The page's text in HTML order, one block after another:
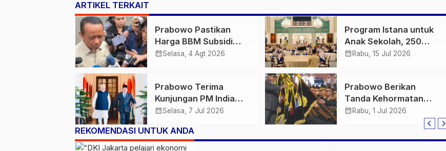
ARTIKEL TERKAIT
Prabowo Pastikan
Harga BBM Subsidi
Tetap, BBM Non-
calendar_monthSelasa, 4 Agt 2026
Program Istana untuk
Anak Sekolah, 250
Santri Kunjungi Istana
calendar_month Rabu, 15 Jul 2026
Prabowo Terima
Kunjungan PM India
Narendra Modi di
calendar_monthSelasa, 7 Jul 2026
Prabowo Berikan
Tanda Kehormatan
untuk 2 Satker dan 10
calendar_month Rabu, 1 Jul 2026
REKOMENDASI UNTUK ANDA